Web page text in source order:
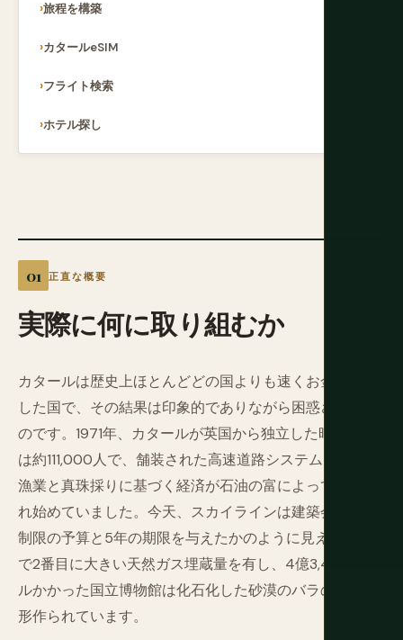
正直な概要
実際に何に取り組むか
カタールは歴史上ほとんどどの国よりも速くお金を費や
した国で、その結果は印象的でありながら困惑させるも
のです。1971年、カタールが英国から独立した時、人口
は約111,000人で、舗装された高速道路システムはなく、
漁業と真珠採りに基づく経済が石油の富によって変革さ
れ始めていました。今天、スカイラインは建築会社に無
制限の予算と5年の期限を与えたかのように見え、世界
で2番目に大きい天然ガス埋蔵量を有し、4億3,400万ド
ルかかった国立博物館は化石化した砂漠のバラのように
形作られています。
旅程を構築
カタールeSIM
フライト検索
ホテル探し